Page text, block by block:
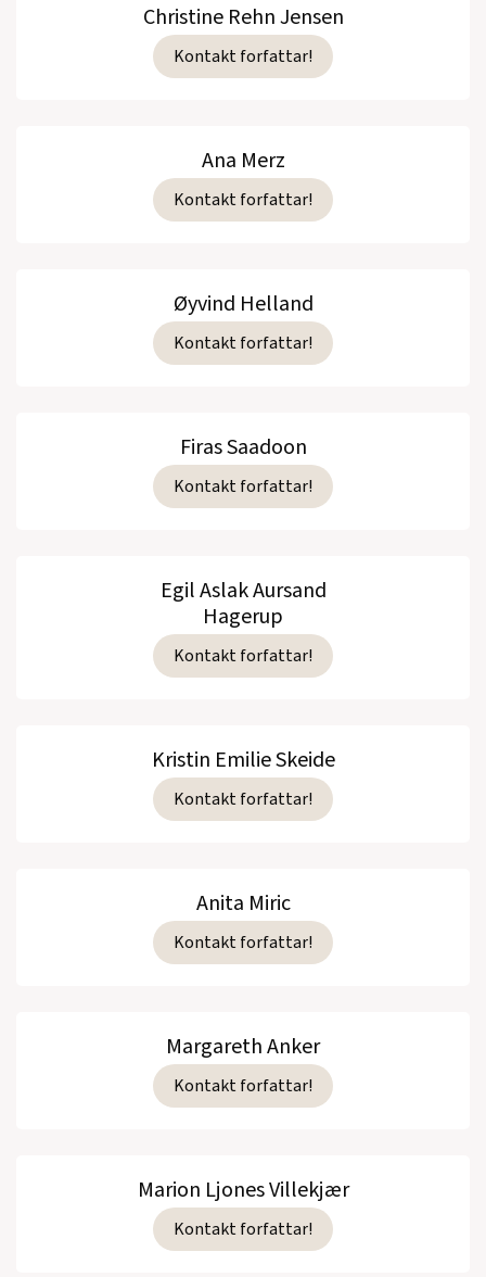
Christine Rehn Jensen
Kontakt forfattar!
Ana Merz
Kontakt forfattar!
Øyvind Helland
Kontakt forfattar!
Firas Saadoon
Kontakt forfattar!
Egil Aslak Aursand
Hagerup
Kontakt forfattar!
Kristin Emilie Skeide
Kontakt forfattar!
Anita Miric
Kontakt forfattar!
Margareth Anker
Kontakt forfattar!
Marion Ljones Villekjær
Kontakt forfattar!